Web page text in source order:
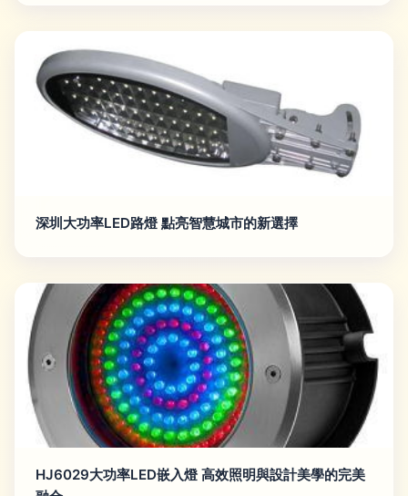
深圳大功率LED路燈 點亮智慧城市的新選擇
HJ6029大功率LED嵌入燈 高效照明與設計美學的完美